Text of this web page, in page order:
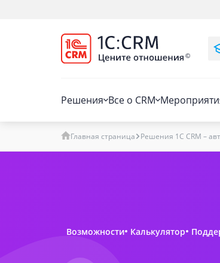
Решения Все о CRM
Главная страница Решения 1C CRM –
Возможности Калькулятор